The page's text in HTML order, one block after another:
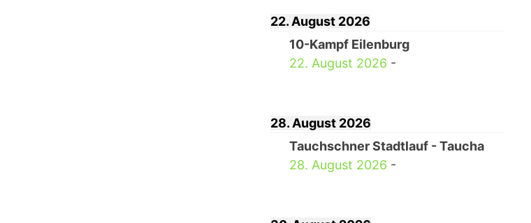
22. August 2026
10-Kampf Eilenburg
22. August 2026 -
28. August 2026
Tauchschner Stadtlauf - Taucha
28. August 2026 -